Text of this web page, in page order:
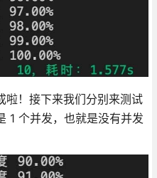
啦！接下来我们分别来测试
1 个并发，也就是没有并发